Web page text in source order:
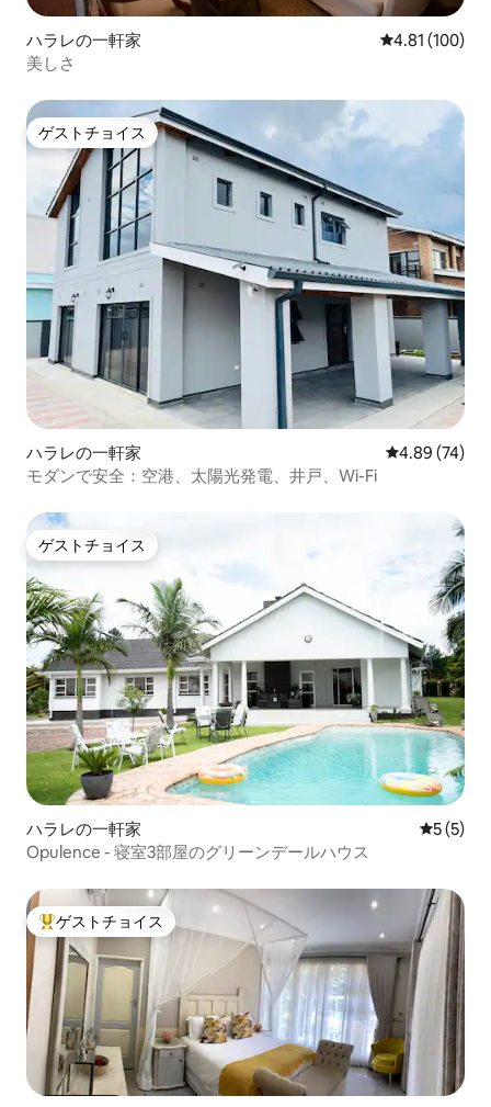
ハラレの一軒家 レビュー100
4.81 (100)
美しさ
ゲストチョイス
ゲストチョイス
ハラレの一軒家 レビュー74
4.89 (74)
モダンで安全：空港、太陽光発電、井戸、Wi-Fi
ゲストチョイス
ゲストチョイス
ハラレの一軒家 レビュー
5 (5)
Opulence - 寝室3部屋のグリーンデールハウス
大好評のゲストチョイスです。
ゲストチョイス